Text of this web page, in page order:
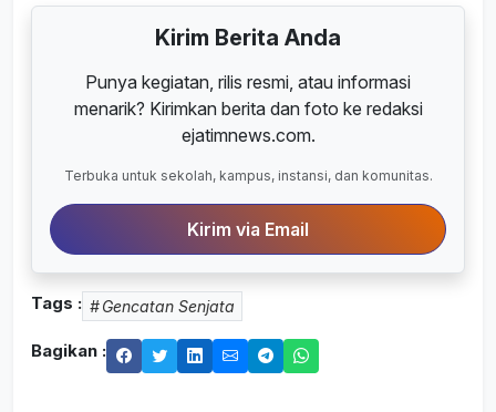
Kirim Berita Anda
Punya kegiatan, rilis resmi, atau informasi
menarik? Kirimkan berita dan foto ke redaksi
ejatimnews.com.
Terbuka untuk sekolah, kampus, instansi, dan komunitas.
Kirim via Email
Tags : Gencatan Senjata
Bagikan :